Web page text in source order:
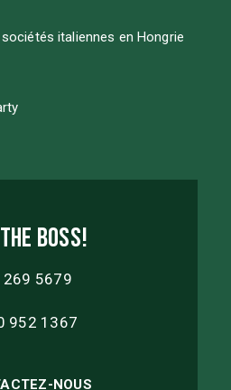
italiennes en Hongrie
boss!
269 5679
952 1367
NOUS